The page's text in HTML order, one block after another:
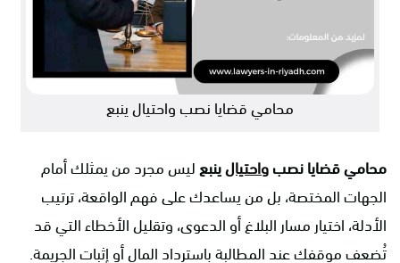
محامي قضايا نصب واحتيال ينبع
محامي قضايا نصبواحتيالينبعليس مجرد من يمثلك أمام
الجهات المختصة، بل من يساعدك على فهم الواقعة، ترتيب
الأدلة، اختيار مسار البلاغ أو الدعوى، وتقليل الأخطاء التي قد
تُضعف موقفك عند المطالبة باسترداد المال أو إثبات الجريمة.